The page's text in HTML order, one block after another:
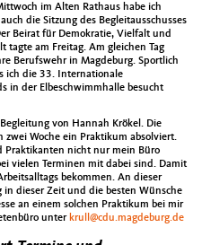
im Alten Rathaus habe ich
die Sitzung des Begleitausschusses
Beirat für Demokratie, Vielfalt und
tagte am Freitag. Am gleichen Tag
Berufswehr in Magdeburg. Sportlich
ich die 33. Internationale
in der Elbeschwimmhalle besucht
von Hannah Krökel. Die
Woche ein Praktikum absolviert.
Praktikanten nicht nur mein Büro
vielen Terminen mit dabei sind. Damit
bekommen. An dieser
dieser Zeit und die besten Wünsche
an einem solchen Praktikum bei mir
unter krull@cdu.magdeburg.de